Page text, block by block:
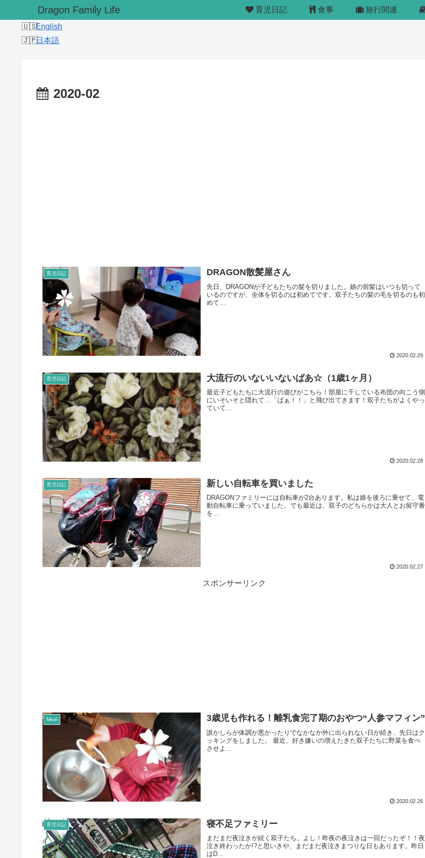
Dragon Family Life 育児日記 食事 旅行関連
English
日本語
2020-02
育児日記 DRAGON散髪屋さん
先日、DRAGONが子どもたちの髪を切りました。娘の前髪はいつも切って
いるのですが、全体を切るのは初めてです。双子たちの髪の毛を切るのも初
めて...
2020.02.29
育児日記 大流行のいないいないばあ☆（1歳1ヶ月）
最近子どもたちに大流行の遊びがこちら！部屋に干している布団の向こう側
にいそいそと隠れて…「ばぁ！！」と飛び出てきます！双子たちがよくやっ
ていて...
2020.02.28
育児日記 新しい自転車を買いました
DRAGONファミリーには自転車が2台あります。私は娘を後ろに乗せて、電
動自転車に乗っていました。でも最近は、双子のどちらかは大人とお留守番
を...
2020.02.27
スポンサーリンク
Meal 3歳児も作れる！離乳食完了期のおやつ“人参マフィン”
誰かしらが体調が悪かったりでなかなか外に出られない日が続き、先日はク
ッキングをしました。 最近、好き嫌いの増えたきた双子たちに野菜を食べ
させよ...
2020.02.26
育児日記 寝不足ファミリー
まだまだ夜泣きが続く双子たち。よし！昨夜の夜泣きは一回だったぞ！！夜
泣き終わったか!?と思いきや、まだまだ夜泣きまつりな日もあります。昨日
はD...